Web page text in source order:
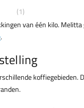
1
van één kilo.
.
koffiegebieden.